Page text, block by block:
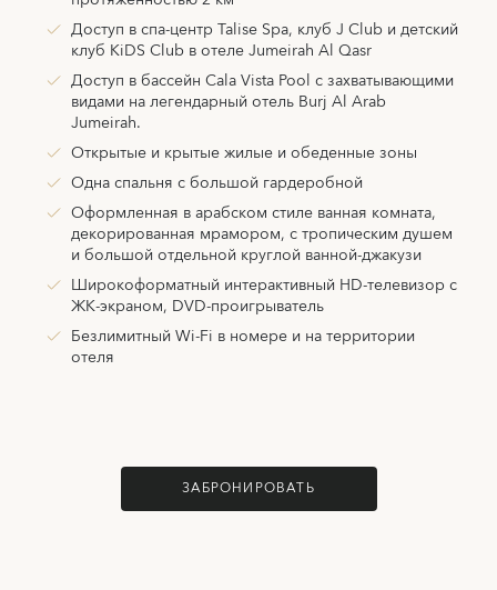
Доступ в спа-центр Talise Spa, клуб J Club и детский
клуб KiDS Club в отеле Jumeirah Al Qasr
Доступ в бассейн Cala Vista Pool с захватывающими
видами на легендарный отель Burj Al Arab
Jumeirah.
Открытые и крытые жилые и обеденные зоны
Одна спальня с большой гардеробной
Оформленная в арабском стиле ванная комната,
декорированная мрамором, с тропическим душем
и большой отдельной круглой ванной-джакузи
Широкоформатный интерактивный HD-телевизор с
ЖК-экраном, DVD-проигрыватель
Безлимитный Wi-Fi в номере и на территории
отеля
ЗАБРОНИРОВАТЬ